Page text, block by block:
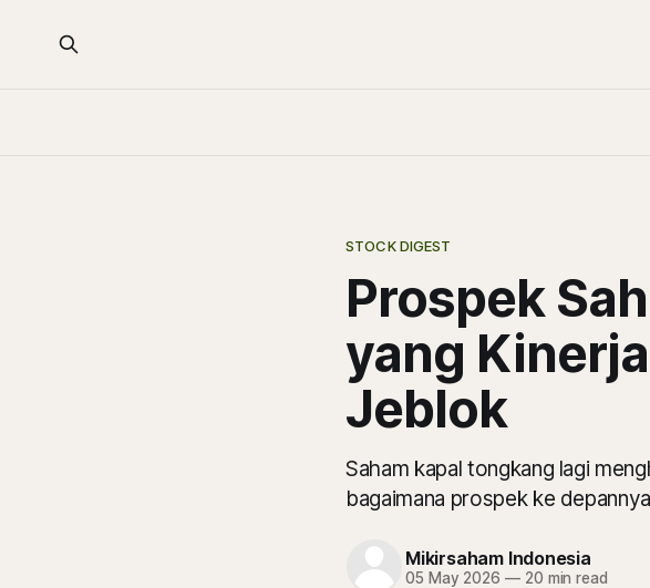
STOCK DIGEST
Prospek
yang
Jeblok
Saham kapal tongkang lagi
bagaimana prospek ke
Mikirsaham Indonesia
05 May 2026 —20 min read